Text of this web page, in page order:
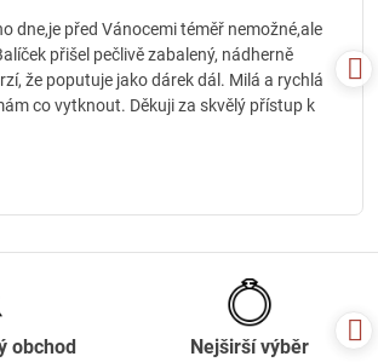
5
dne,je před Vánocemi téměř nemožné,ale
přišel pečlivě zabalený, nádherně
že poputuje jako dárek dál. Milá a rychlá
co vytknout. Děkuji za skvělý přístup k
obchod Nejširší výběr